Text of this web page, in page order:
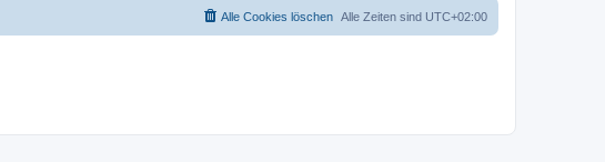
Alle Zeiten sind UTC+02:00
Alle Cookies löschen